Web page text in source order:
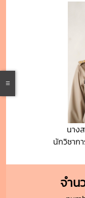
นาง
นักวิชาก
จำน